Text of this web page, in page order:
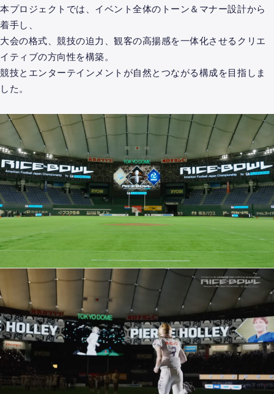
本プロジェクトでは、イベント全体のトーン＆マナー設計から
着手し、
大会の格式、競技の迫力、観客の高揚感を一体化させるクリエ
イティブの方向性を構築。
競技とエンターテインメントが自然とつながる構成を目指しま
した。